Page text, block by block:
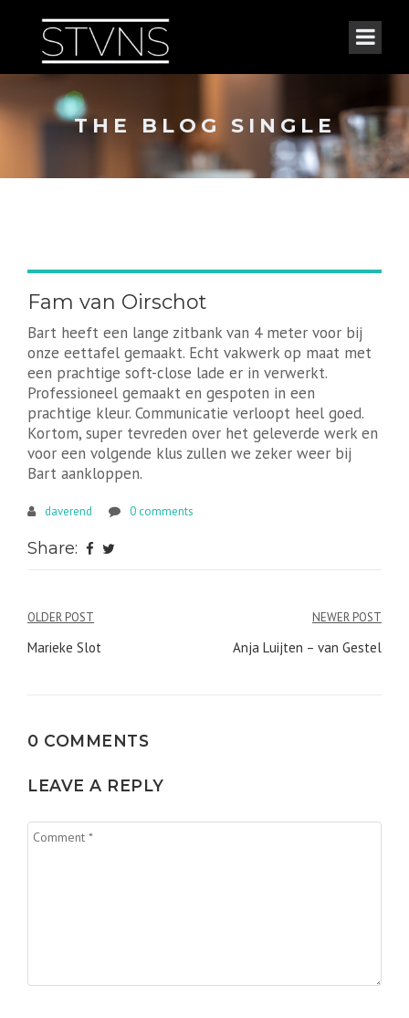
THE BLOG SINGLE
Fam van Oirschot
Bart heeft een lange zitbank van 4 meter voor bij
onze eettafel gemaakt. Echt vakwerk op maat met
een prachtige soft-close lade er in verwerkt.
Professioneel gemaakt en gespoten in een
prachtige kleur. Communicatie verloopt heel goed.
Kortom, super tevreden over het geleverde werk en
voor een volgende klus zullen we zeker weer bij
Bart aankloppen.
daverend 0 comments
Share:
Bericht
navigatie
OLDER POST
Marieke Slot
NEWER POST
Anja Luijten – van Gestel
0 COMMENTS
LEAVE A REPLY